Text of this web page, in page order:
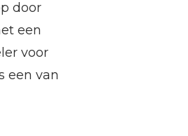
door
een
voor
een van